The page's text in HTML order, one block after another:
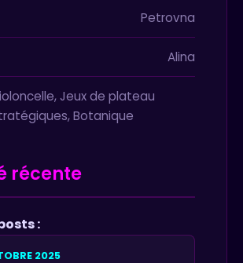
Petrovna
Alina
Jeux de plateau
Botanique
récente
:
2025